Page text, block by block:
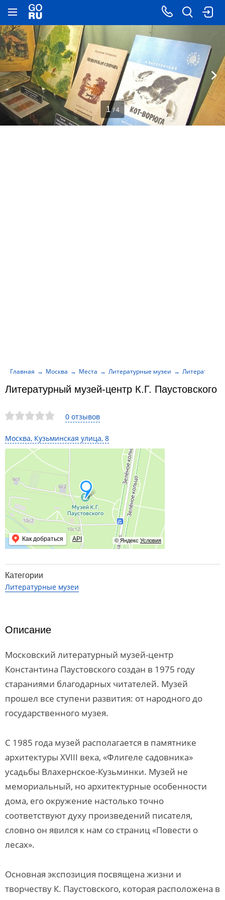
0 отзывов
Москва, Кузьминская улица, 8
© Яндекс Условия
Как добраться API
Литературный музей-центр К.Г. Паустовского
Главная Москва Места Литературные музеи
1 / 4
Категории
Литературные музеи
Описание
Московский литературный музей-центр
Константина Паустовского создан в 1975 году
стараниями благодарных читателей. Музей
прошел все ступени развития: от народного до
государственного музея.
С 1985 года музей располагается в памятнике
архитектуры XVIII века, «Флигеле садовника»
усадьбы Влахернское-Кузьминки. Музей не
мемориальный, но архитектурные особенности
дома, его окружение настолько точно
соответствуют духу произведений писателя,
словно он явился к нам со страниц «Повести о
лесах».
Основная экспозиция посвящена жизни и
творчеству К. Паустовского, которая расположена в